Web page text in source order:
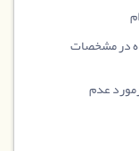
در مشخصات
عدم